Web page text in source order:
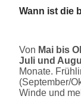
Wann ist die
Von Mai bis
Juli und
Monate.
(September/
Winde und